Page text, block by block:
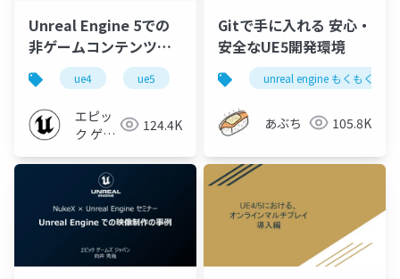
Unreal Engine 5での
非ゲームコンテンツ開
発 | Unreal Engine に
よるものづくり分野の
コンテンツ開発
ue4 ue5 ue-nongame ue-beginner
エピッ
ク ゲー
ャパン
124.4K
Gitで手に入れる 安心・
安全なUE5開発環境
unreal engine もくもく会 in
あぶち 105.8K